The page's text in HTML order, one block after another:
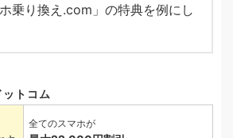
乗り換え.com」の特典を例にし
トコム
全てのスマホが